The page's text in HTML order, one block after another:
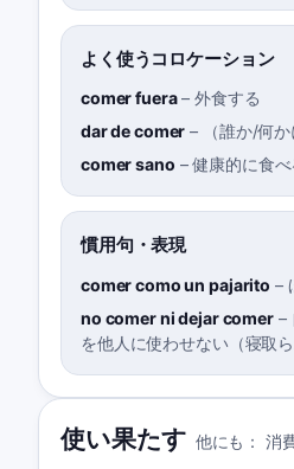
よく使うコロケーション
comer fuera–外食する
dar de comer –
（誰か/何
comer sano –健康的に食べ
慣用句・表現
comer como un pajarito –
no comer ni dejar comer–
を他人に使わせない（寝取ら
使い果たす 他にも： 消